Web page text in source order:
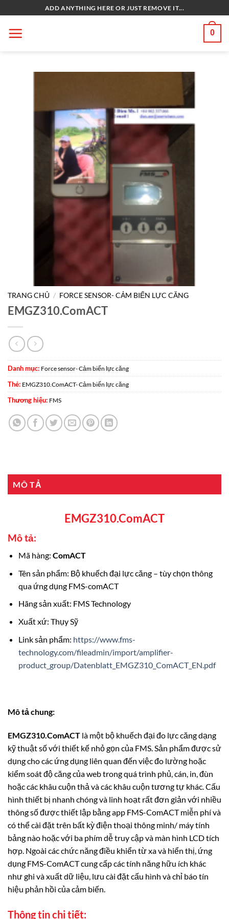
qua
nội
ADD ANYTHING HERE OR JUST REMOVE IT...
0
TRANG CHỦ / FORCE SENSOR- CẢM BIẾN LỰC CĂNG
EMGZ310.ComACT
Danh mục: Force sensor- Cảm biến lực căng
Thẻ: EMGZ310.ComACT- Cảm biến lực căng
Thương hiệu: FMS
MÔ TẢ
EMGZ310.ComACT
Mô tả:
Mã hàng: ComACT
Tên sản phẩm: Bộ khuếch đại lực căng – tùy chọn thông
qua ứng dụng FMS-comACT
Hãng sản xuất: FMS Technology
Xuất xứ: Thụy Sỹ
Link sản phẩm: https://www.fms-
technology.com/fileadmin/import/amplifier-
product_group/Datenblatt_EMGZ310_ComACT_EN.pdf
Mô tả chung:
EMGZ310.ComACT là một bộ khuếch đại đo lực căng dạng
kỹ thuật số với thiết kế nhỏ gọn của FMS. Sản phẩm được sử
dụng cho các ứng dụng liên quan đến việc đo lường hoặc
kiểm soát độ căng của web trong quá trình phủ, cán, in, đùn
hoặc các khâu cuộn thả và các khâu cuộn tương tự khác. Cấu
hình thiết bị nhanh chóng và linh hoạt rất đơn giản với nhiều
thông số được thiết lập bằng app FMS-ComACT miễn phí và
có thể cài đặt trên bất kỳ điện thoại thông minh/ máy tính
bảng nào hoặc với ba phím dễ truy cập và màn hình LCD tích
hợp. Ngoài các chức năng điều khiển từ xa và hiển thị, ứng
dụng FMS-ComACT cung cấp các tính năng hữu ích khác
như ghi và xuất dữ liệu, lưu cài đặt cấu hình và chỉ báo tín
hiệu phản hồi của cảm biến.
Thông tin chi tiết: